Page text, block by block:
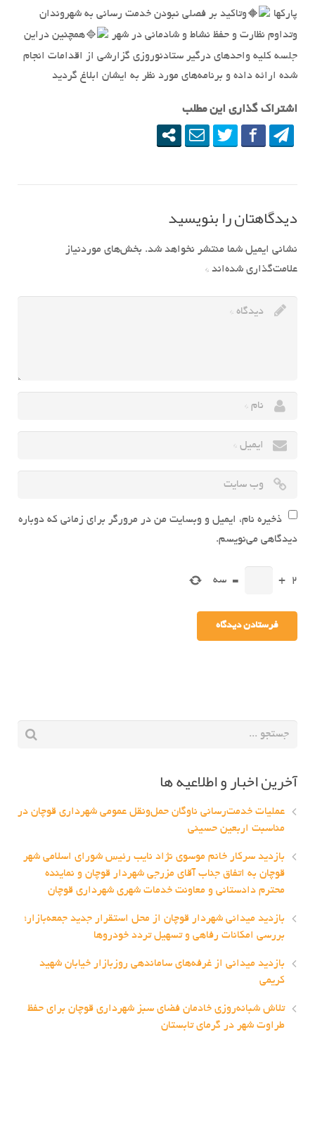
پارکها
وتاکید بر فصلی نبودن خدمت رسانی به شهروندان
وتداوم نظارت و حفظ نشاط و شادمانی در شهر
همچنین دراین
جلسه کلیه واحدهای درگیر ستادنوروزی گزارشی از اقدامات انجام
شده ارائه داده و برنامه‌های مورد نظر به ایشان ابلاغ گردید
اشتراک گذاری این مطلب
دیدگاهتان را بنویسید
نشانی ایمیل شما منتشر نخواهد شد. بخش‌های موردنیاز
علامت‌گذاری شده‌اند *
ذخیره نام، ایمیل و وبسایت من در مرورگر برای زمانی که دوباره
دیدگاهی می‌نویسم.
2
+
= سه
آخرین اخبار و اطلاعیه ها
عملیات خدمت‌رسانی ناوگان حمل‌ونقل عمومی شهرداری قوچان در
مناسبت اربعین حسینی
بازدید سرکار خانم موسوی نژاد نایب رئیس شورای اسلامی شهر
قوچان به اتفاق جناب آقای مزرجی شهردار قوچان و نماینده
محترم دادستانی و معاونت خدمات شهری شهرداری قوچان
بازدید میدانی شهردار قوچان از محل استقرار جدید جمعه‌بازار؛
بررسی امکانات رفاهی و تسهیل تردد خودروها
بازدید میدانی از غرفه‌های ساماندهی روزبازار خیابان شهید
کریمی
تلاش شبانه‌روزی خادمان فضای سبز شهرداری قوچان برای حفظ
طراوت شهر در گرمای تابستان